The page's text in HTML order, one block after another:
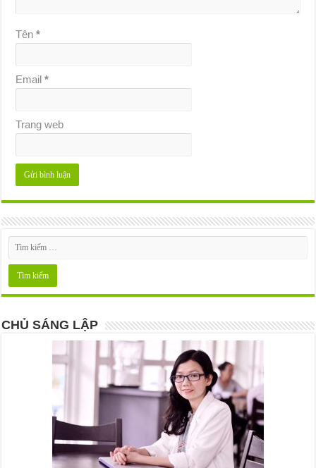
Tên*
Email*
Trang web
CHỦ SÁNG LẬP